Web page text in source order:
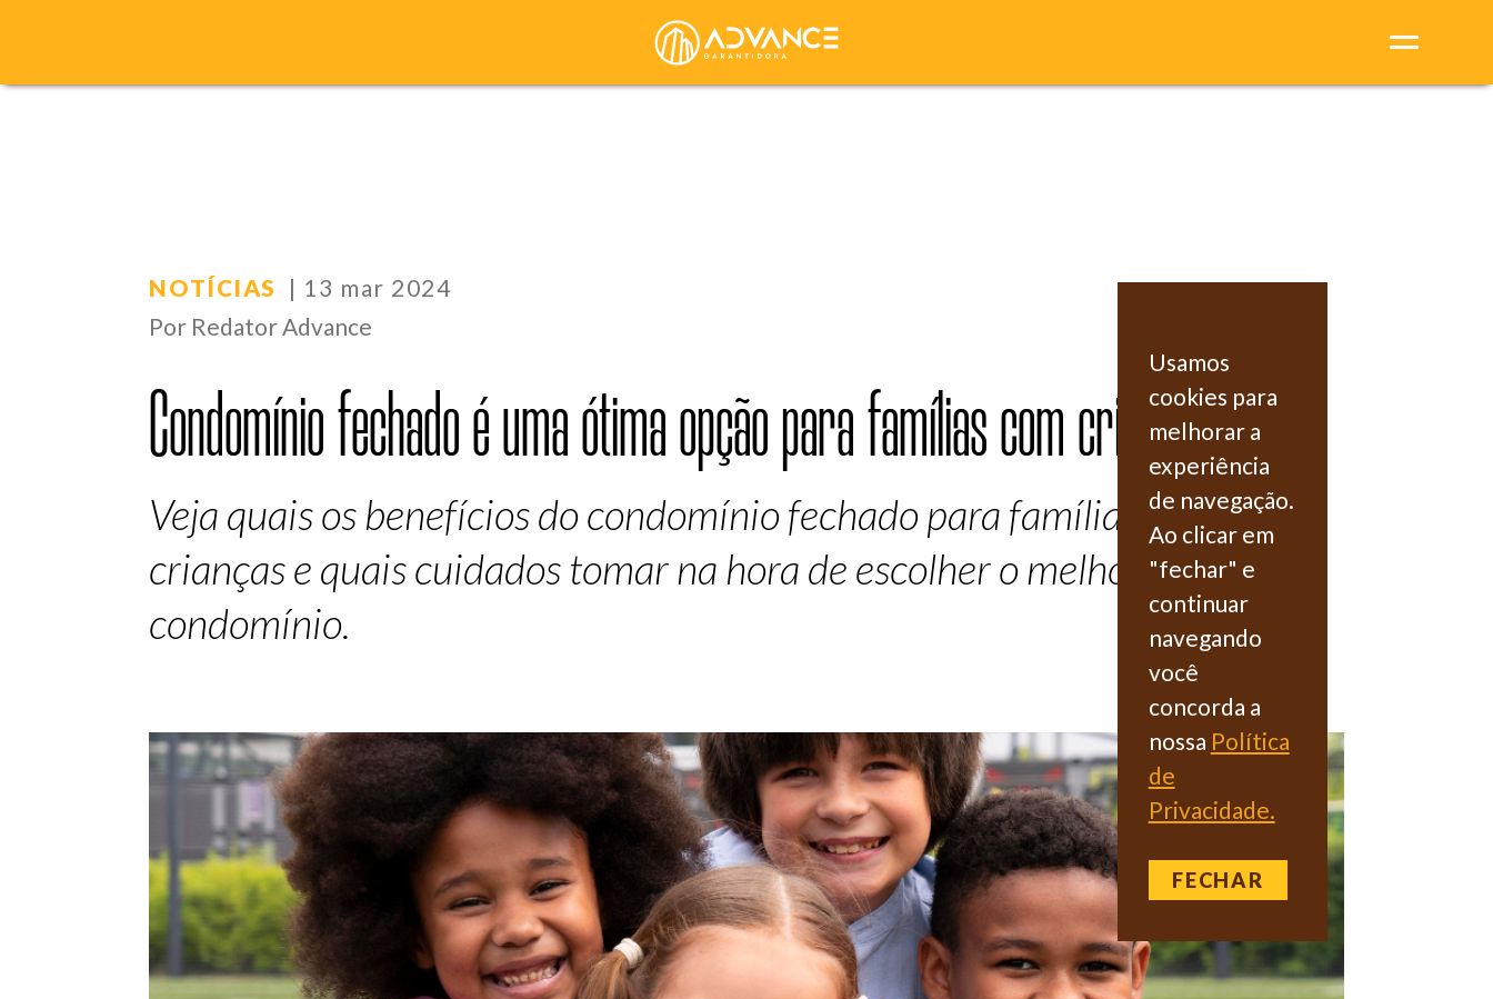
Usamos
cookies para
melhorar a
experiência
de navegação.
Ao clicar em
"fechar" e
continuar
navegando
você
concorda a
nossa Política
de
Privacidade.
FECHAR
NOTÍCIAS
| 13 mar 2024
Por Redator Advance
Condomínio fechado é uma ótima opção para famílias com crianças
Veja quais os benefícios do condomínio fechado para famílias com
crianças e quais cuidados tomar na hora de escolher o melhor
condomínio.